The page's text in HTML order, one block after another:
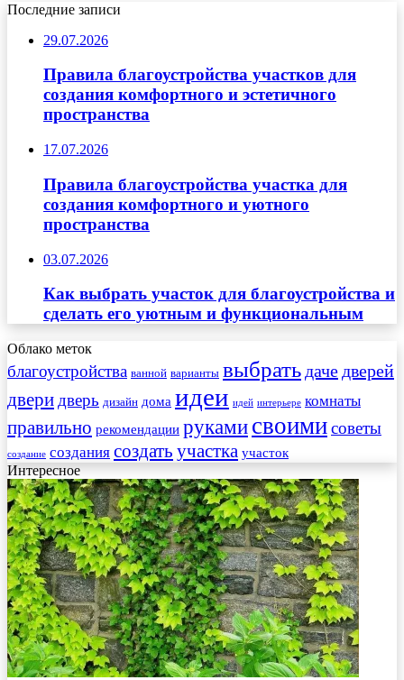
Последние записи
29.07.2026
Правила благоустройства участков для
создания комфортного и эстетичного
пространства
17.07.2026
Правила благоустройства участка для
создания комфортного и уютного
пространства
03.07.2026
Как выбрать участок для благоустройства и
сделать его уютным и функциональным
Облако меток
благоустройства ванной варианты выбрать даче дверей
двери дверь дизайн дома идеи идей интерьере комнаты
правильно рекомендации руками своимисоветы
создание создания создать участка участок
Интересное